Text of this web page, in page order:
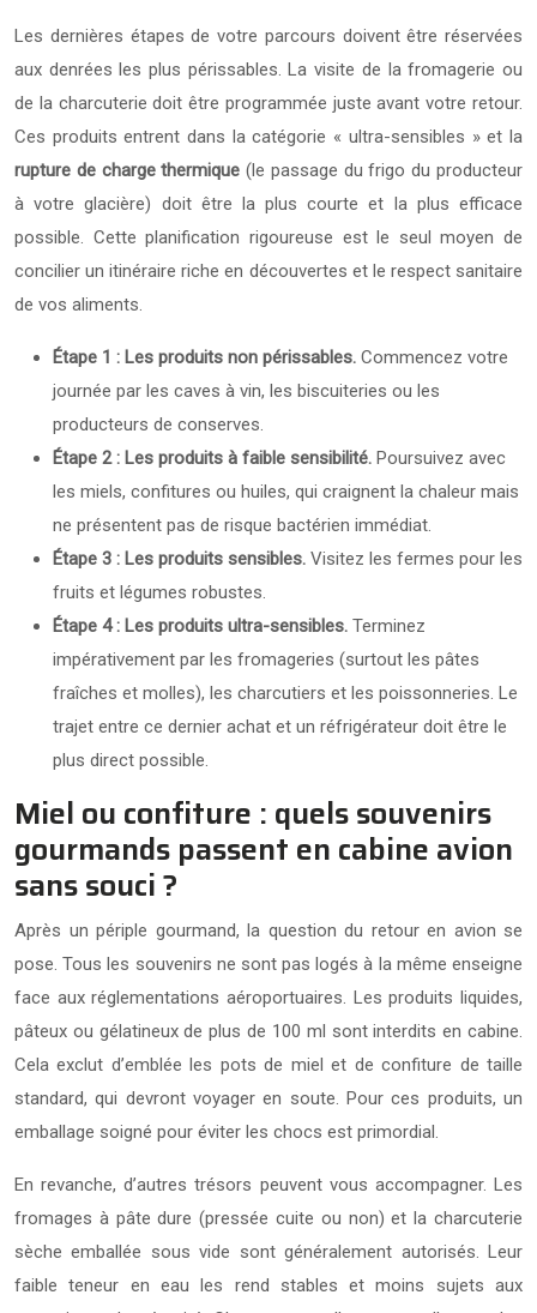
Les dernières étapes de votre parcours doivent être réservées
aux denrées les plus périssables. La visite de la fromagerie ou
de la charcuterie doit être programmée juste avant votre retour.
Ces produits entrent dans la catégorie « ultra-sensibles » et la
rupture de charge thermique (le passage du frigo du producteur
à votre glacière) doit être la plus courte et la plus efficace
possible. Cette planification rigoureuse est le seul moyen de
concilier un itinéraire riche en découvertes et le respect sanitaire
de vos aliments.
Étape 1 : Les produits non périssables. Commencez votre
journée par les caves à vin, les biscuiteries ou les
producteurs de conserves.
Étape 2 : Les produits à faible sensibilité. Poursuivez avec
les miels, confitures ou huiles, qui craignent la chaleur mais
ne présentent pas de risque bactérien immédiat.
Étape 3 : Les produits sensibles. Visitez les fermes pour les
fruits et légumes robustes.
Étape 4 : Les produits ultra-sensibles. Terminez
impérativement par les fromageries (surtout les pâtes
fraîches et molles), les charcutiers et les poissonneries. Le
trajet entre ce dernier achat et un réfrigérateur doit être le
plus direct possible.
Miel ou confiture : quels souvenirs
gourmands passent en cabine avion
sans souci ?
Après un périple gourmand, la question du retour en avion se
pose. Tous les souvenirs ne sont pas logés à la même enseigne
face aux réglementations aéroportuaires. Les produits liquides,
pâteux ou gélatineux de plus de 100 ml sont interdits en cabine.
Cela exclut d’emblée les pots de miel et de confiture de taille
standard, qui devront voyager en soute. Pour ces produits, un
emballage soigné pour éviter les chocs est primordial.
En revanche, d’autres trésors peuvent vous accompagner. Les
fromages à pâte dure (pressée cuite ou non) et la charcuterie
sèche emballée sous vide sont généralement autorisés. Leur
faible teneur en eau les rend stables et moins sujets aux